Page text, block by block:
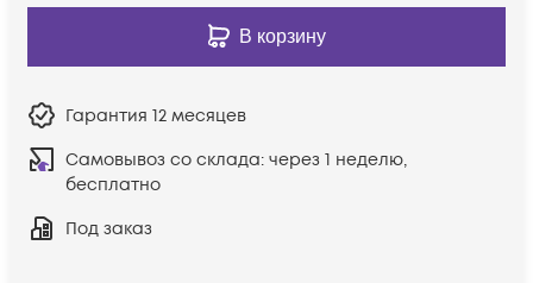
В корзину
Гарантия 12 месяцев
Самовывоз со склада: через 1 неделю,
бесплатно
Под заказ